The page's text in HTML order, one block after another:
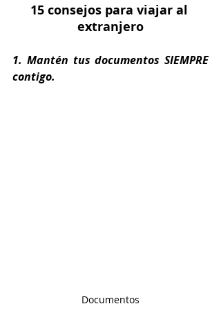
15 consejos para viajar al
extranjero
1. Mantén tus documentos SIEMPRE
contigo.
Documentos